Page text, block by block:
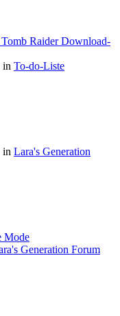
Raider Download-
in To-do-Liste
in Lara's Generation
Mode
Generation Forum